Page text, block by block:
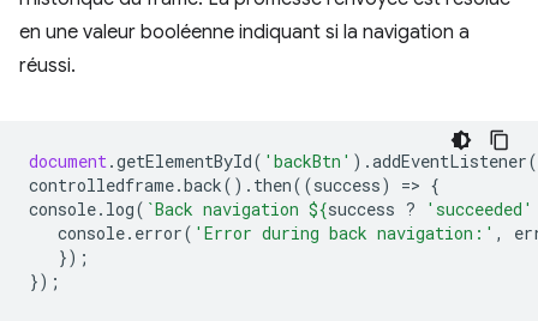
en une valeur booléenne indiquant si la navigation a
réussi.
document.getElementById( 'backBtn' ).addEventListener(
controlledframe.back(). then((success) => {
console. log( `Back navigation ${success ?
'succeeded'
console. error( 'Error during back navigation:' ,
});
});